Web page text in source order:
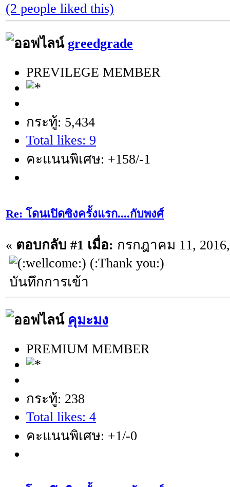
(2 people liked this)
greedgrade
PREVILEGE MEMBER
กระทู้: 5,434
Total likes: 9
คะแนนพิเศษ: +158/-1
Re: โดนเปิดซิงครั้งแรก....กับพงศ์
« ตอบกลับ #1 เมื่อ: กรกฎาคม 11,
(:Thank you:)
บันทึกการเข้า
คุมะมง
PREMIUM MEMBER
กระทู้: 238
Total likes: 4
คะแนนพิเศษ: +1/-0